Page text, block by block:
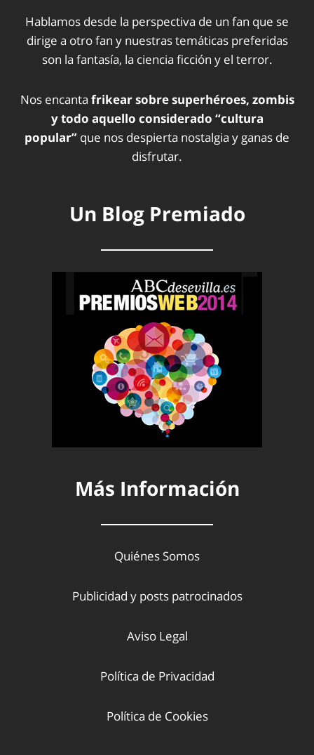
Hablamos desde la perspectiva de un fan que se
dirige a otro fan y nuestras temáticas preferidas
son la fantasía, la ciencia ficción y el terror.
Nos encanta frikear sobre superhéroes, zombis
y todo aquello considerado “cultura
popular” que nos despierta nostalgia y ganas de
disfrutar.
Un Blog Premiado
Más Información
Quiénes Somos
Publicidad y posts patrocinados
Aviso Legal
Política de Privacidad
Política de Cookies